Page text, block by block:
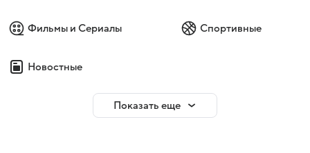
Фильмы и Сериалы Спортивные
Новостные
Показать еще